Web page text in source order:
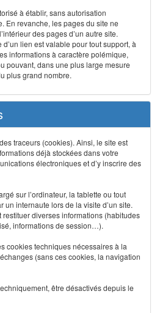
à établir, sans autorisation
En revanche, les pages du site ne
des pages d’un autre site.
d’un lien est valable pour tout support, à
informations à caractère polémique,
pouvant, dans une plus large mesure
plus grand nombre.
traceurs (cookies). Ainsi, le site est
déjà stockées dans votre
électroniques et d’y inscrire des
sur l’ordinateur, la tablette ou tout
internaute lors de la visite d’un site.
diverses informations (habitudes
informations de session…).
cookies techniques nécessaires à la
(sans ces cookies, la navigation
être désactivés depuis le